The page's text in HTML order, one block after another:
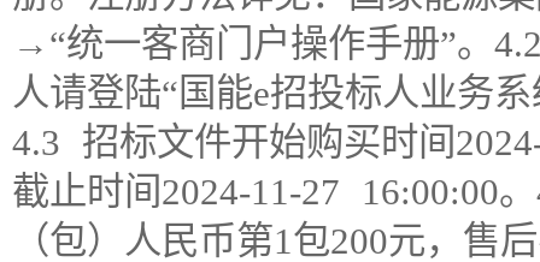
→“统一客商门户操作手册”。
人请登陆“国能e招投标人业务
4.3 招标文件开始购买时间
截止时间2024-11-27 16:00:00
（包）人民币第1包200元，售